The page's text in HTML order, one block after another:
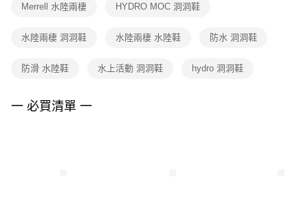
１．透過由恩沛科技股份有限公司提供之「AFTEE先享後付」服務完成之交
權轉讓予恩沛科技股份有限公司。
３．未成年的使用者請事先徵得法定代理人或監護人之同意方可使用
４．使用「AFTEE先享後付」時，將依據個別帳號之用戶狀況，依本公司即
Merrell 水陸兩棲 HYDRO MOC 洞洞鞋
水陸兩棲 洞洞鞋 水陸兩棲 水陸鞋 防水 洞洞鞋
防滑 水陸鞋 水上活動 洞洞鞋 hydro 洞洞鞋
一 必買清單 一